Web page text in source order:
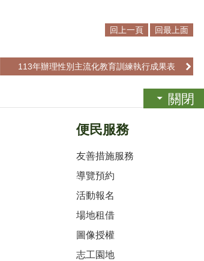
回上一頁 回最上面
113年辦理性別主流化教育訓練執行成果表
關閉
便民服務
友善措施服務
導覽預約
活動報名
場地租借
圖像授權
志工園地